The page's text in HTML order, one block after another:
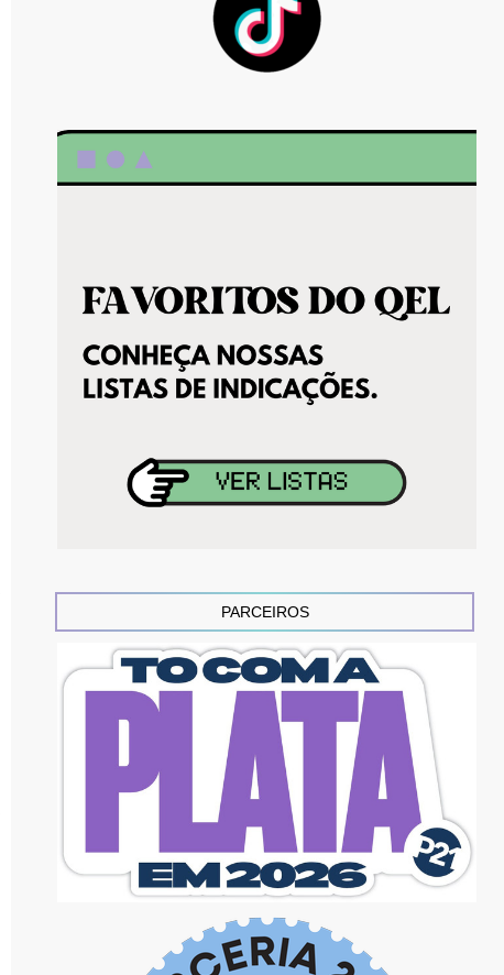
PARCEIROS